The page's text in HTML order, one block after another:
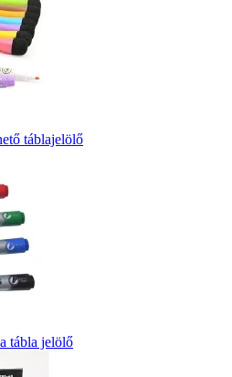
táblajelölő
tábla jelölő